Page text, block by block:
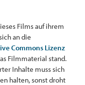
Films auf ihrem
an die
Commons Lizenz
Filmmaterial stand.
Inhalte muss sich
halten, sonst droht